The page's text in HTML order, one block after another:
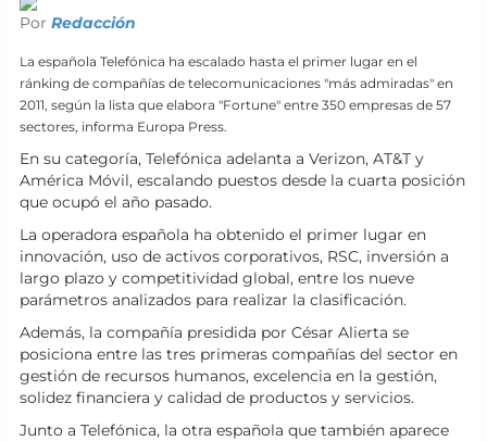
Por Redacción
La española Telefónica ha escalado hasta el primer lugar en el
ránking de compañías de telecomunicaciones "más admiradas" en
2011, según la lista que elabora "Fortune" entre 350 empresas de 57
sectores, informa Europa Press.
En su categoría, Telefónica adelanta a Verizon, AT&T y
América Móvil, escalando puestos desde la cuarta posición
que ocupó el año pasado.
La operadora española ha obtenido el primer lugar en
innovación, uso de activos corporativos, RSC, inversión a
largo plazo y competitividad global, entre los nueve
parámetros analizados para realizar la clasificación.
Además, la compañía presidida por César Alierta se
posiciona entre las tres primeras compañías del sector en
gestión de recursos humanos, excelencia en la gestión,
solidez financiera y calidad de productos y servicios.
Junto a Telefónica, la otra española que también aparece